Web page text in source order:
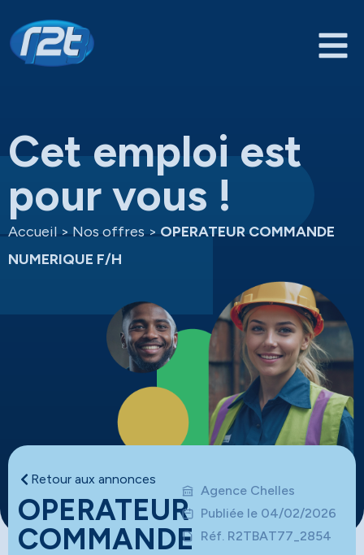
Cet emploi est
pour vous !
Accueil > Nos offres > OPERATEUR COMMANDE
NUMERIQUE F/H
Retour aux annonces
OPERATEUR
COMMANDE
Agence Chelles
Publiée le 04/02/2026
Réf. R2TBAT77_2854